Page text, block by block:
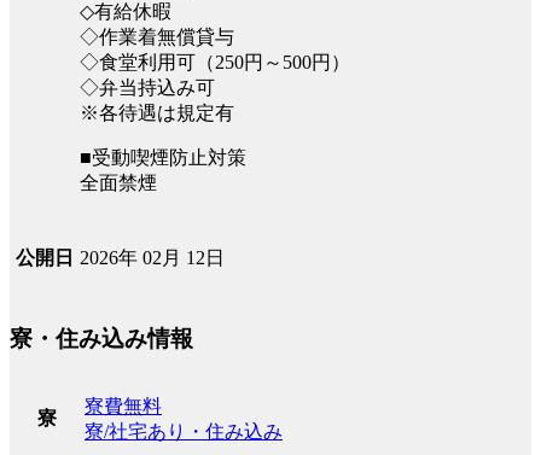
◇有給休暇
◇作業着無償貸与
◇食堂利用可（250円～500円）
◇弁当持込み可
※各待遇は規定有
■受動喫煙防止対策
全面禁煙
公開日 2026年 02月 12日
寮・住み込み情報
寮
寮費無料
寮/社宅あり・住み込み